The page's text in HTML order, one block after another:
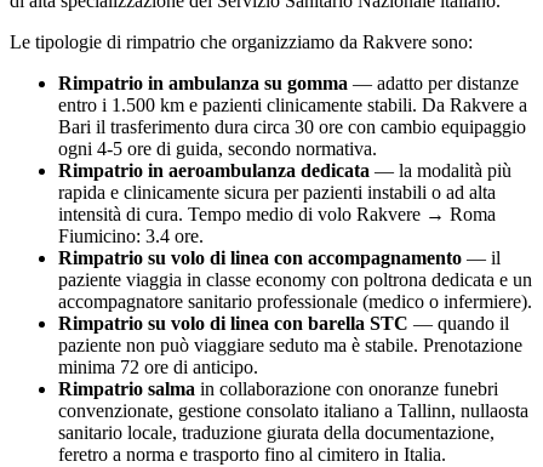
Le tipologie di rimpatrio che organizziamo da Rakvere sono:
Rimpatrio in ambulanza su gomma — adatto per distanze
entro i 1.500 km e pazienti clinicamente stabili. Da Rakvere a
Bari il trasferimento dura circa 30 ore con cambio equipaggio
ogni 4-5 ore di guida, secondo normativa.
Rimpatrio in aeroambulanza dedicata — la modalità più
rapida e clinicamente sicura per pazienti instabili o ad alta
intensità di cura. Tempo medio di volo Rakvere → Roma
Fiumicino: 3.4 ore.
Rimpatrio su volo di linea con accompagnamento — il
paziente viaggia in classe economy con poltrona dedicata e un
accompagnatore sanitario professionale (medico o infermiere).
Rimpatrio su volo di linea con barella STC — quando il
paziente non può viaggiare seduto ma è stabile. Prenotazione
minima 72 ore di anticipo.
Rimpatrio salma in collaborazione con onoranze funebri
convenzionate, gestione consolato italiano a Tallinn, nullaosta
sanitario locale, traduzione giurata della documentazione,
feretro a norma e trasporto fino al cimitero in Italia.